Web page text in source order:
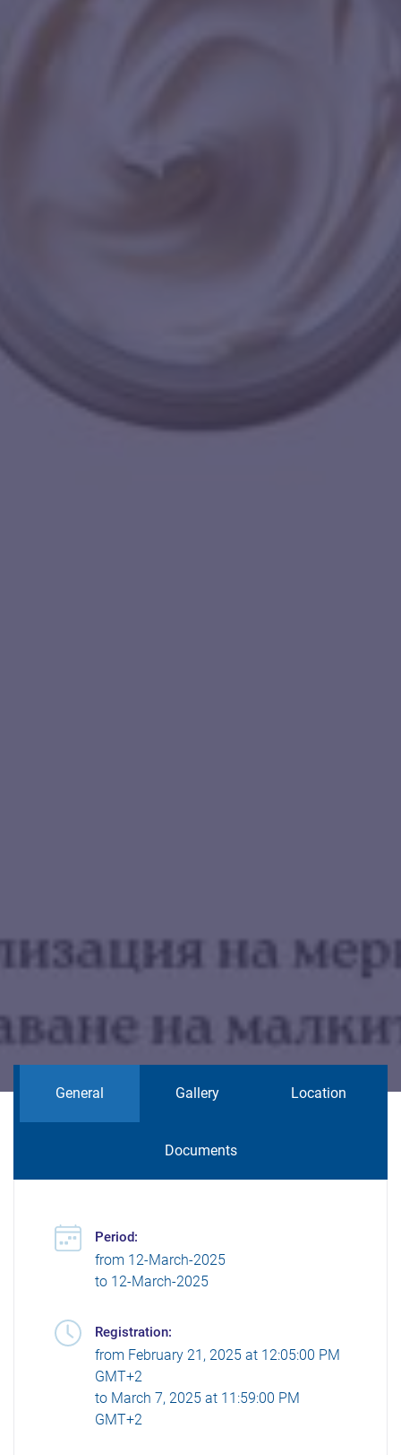
General Gallery Location
Documents
Period:
from 12-March-2025
to 12-March-2025
Registration:
from February 21, 2025 at 12:05:00 PM
GMT+2
to March 7, 2025 at 11:59:00 PM
GMT+2